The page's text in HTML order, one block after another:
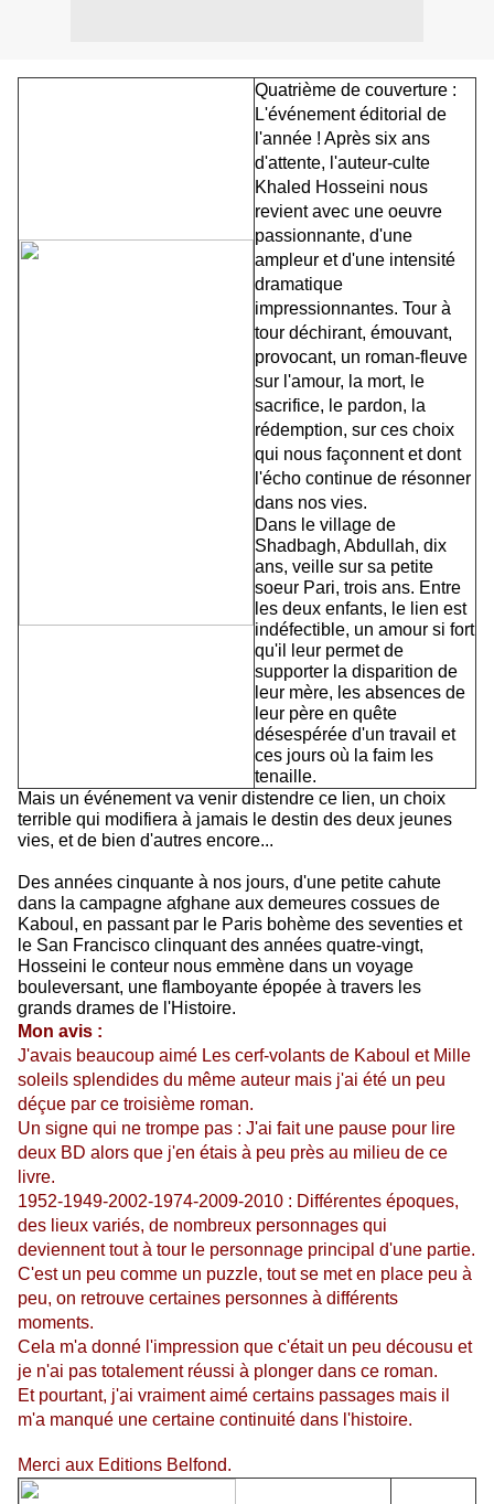
Quatrième de couverture :
L'événement éditorial de
l'année ! Après six ans
d'attente, l'auteur-culte
Khaled Hosseini nous
revient avec une oeuvre
passionnante, d'une
ampleur et d'une intensité
dramatique
impressionnantes. Tour à
tour déchirant, émouvant,
provocant, un roman-fleuve
sur l'amour, la mort, le
sacrifice, le pardon, la
rédemption, sur ces choix
qui nous façonnent et dont
l'écho continue de résonner
dans nos vies.
Dans le village de
Shadbagh, Abdullah, dix
ans, veille sur sa petite
soeur Pari, trois ans. Entre
les deux enfants, le lien est
indéfectible, un amour si fort
qu'il leur permet de
supporter la disparition de
leur mère, les absences de
leur père en quête
désespérée d'un travail et
ces jours où la faim les
tenaille.
Mais un événement va venir distendre ce lien, un choix
terrible qui modifiera à jamais le destin des deux jeunes
vies, et de bien d'autres encore...
Des années cinquante à nos jours, d'une petite cahute
dans la campagne afghane aux demeures cossues de
Kaboul, en passant par le Paris bohème des seventies et
le San Francisco clinquant des années quatre-vingt,
Hosseini le conteur nous emmène dans un voyage
bouleversant, une flamboyante épopée à travers les
grands drames de l'Histoire.
Mon avis :
J'avais beaucoup aimé Les cerf-volants de Kaboul et Mille
soleils splendides du même auteur mais j'ai été un peu
déçue par ce troisième roman.
Un signe qui ne trompe pas : J'ai fait une pause pour lire
deux BD alors que j'en étais à peu près au milieu de ce
livre.
1952-1949-2002-1974-2009-2010 : Différentes époques,
des lieux variés, de nombreux personnages qui
deviennent tout à tour le personnage principal d'une partie.
C'est un peu comme un puzzle, tout se met en place peu à
peu, on retrouve certaines personnes à différents
moments.
Cela m'a donné l'impression que c'était un peu décousu et
je n'ai pas totalement réussi à plonger dans ce roman.
Et pourtant, j'ai vraiment aimé certains passages mais il
m'a manqué une certaine continuité dans l'histoire.
Merci aux Editions Belfond.